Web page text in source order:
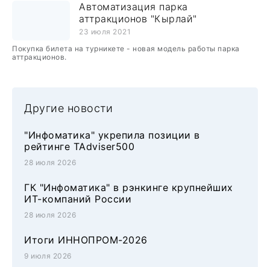
Автоматизация парка
аттракционов "Кырлай"
23 июля 2021
Покупка билета на турникете - новая модель работы парка
аттракционов.
Другие новости
"Инфоматика" укрепила позиции в
рейтинге TAdviser500
28 июля 2026
ГК "Инфоматика" в рэнкинге крупнейших
ИТ-компаний России
28 июля 2026
Итоги ИННОПРОМ-2026
9 июля 2026